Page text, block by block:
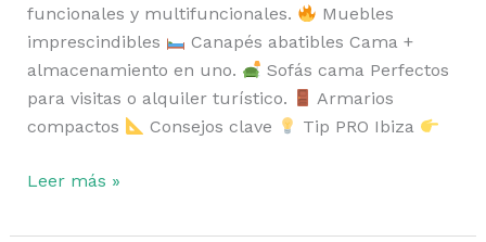
funcionales y multifuncionales.
Muebles
imprescindibles
Canapés abatibles Cama +
almacenamiento en uno.
Sofás cama Perfectos
para visitas o alquiler turístico.
Armarios
compactos
Consejos clave Tip PRO Ibiza
Leer más »